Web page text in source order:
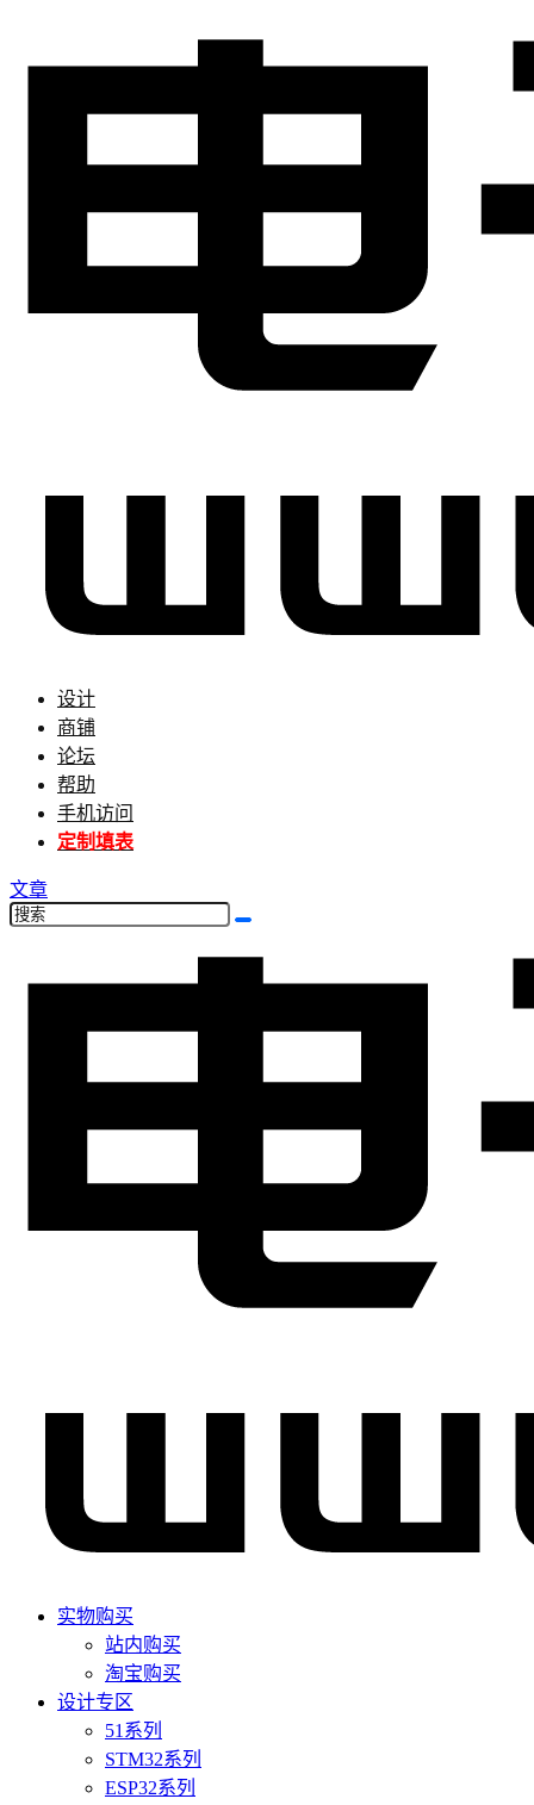
设计
商铺
论坛
帮助
手机访问
定制填表
文章
实物购买
站内购买
淘宝购买
设计专区
51系列
STM32系列
ESP32系列